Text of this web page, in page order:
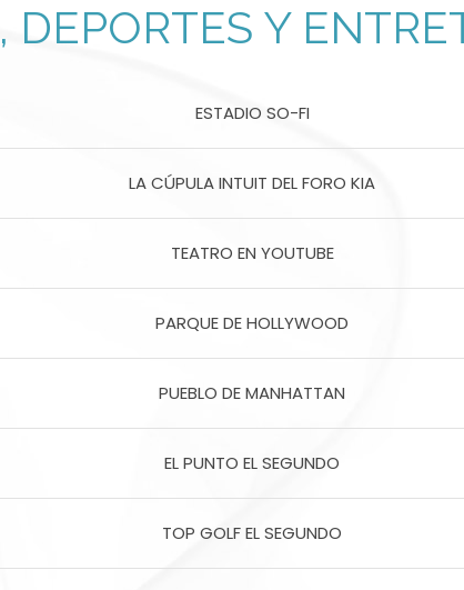
DEPORTES Y
ESTADIO SO-FI
LA CÚPULA INTUIT DEL FORO KIA
TEATRO EN YOUTUBE
PARQUE DE HOLLYWOOD
PUEBLO DE MANHATTAN
EL PUNTO EL SEGUNDO
TOP GOLF EL SEGUNDO